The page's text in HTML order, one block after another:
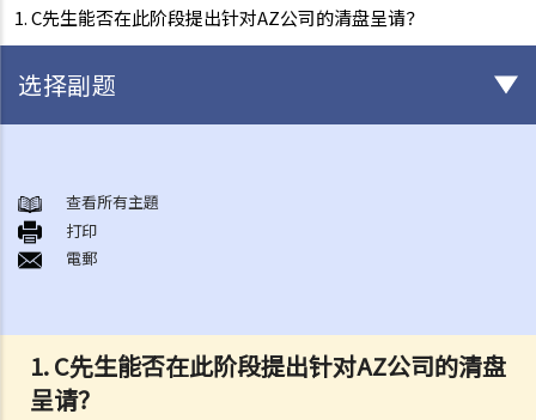
1. C先生能否在此阶段提出针对AZ公司的清盘呈请？
1. C先生能否在此阶段提出针对AZ公司的清盘
呈请？
选择副题
A. 破产诉讼简介
B. 问与答
1. 破产诉讼是否只可以由债权人提出？（附有提交诉讼文件的程序简
2. 破产管理署之主要职责是甚么？
3. 我可否于破产管理署找到某人之破产纪录？
4. 破产会带来什么后果？
查看所有主題
打印
電郵